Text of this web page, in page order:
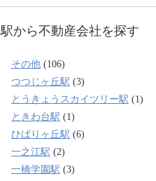
駅から不動産会社を探す
その他 (106)
つつじヶ丘駅 (3)
とうきょうスカイツリー駅 (1)
ときわ台駅 (1)
ひばりヶ丘駅 (6)
一之江駅 (2)
一橋学園駅 (3)